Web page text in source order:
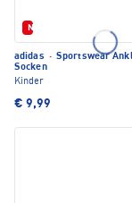
Neu
adidas · Sportswear
Socken
Kinder
€ 9,99